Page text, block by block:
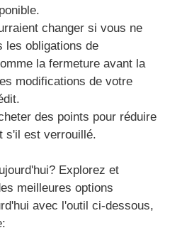
changer si vous ne
les obligations de
la fermeture avant la
modifications de votre
des points pour réduire
s'il est verrouillé.
Explorez et
meilleures options
avec l'outil ci-dessous,